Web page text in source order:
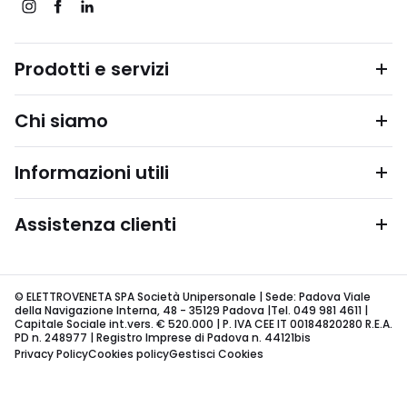
Prodotti e servizi
Chi siamo
Informazioni utili
Assistenza clienti
© ELETTROVENETA SPA Società Unipersonale | Sede: Padova Viale
della Navigazione Interna, 48 - 35129 Padova |Tel. 049 981 4611 |
Capitale Sociale int.vers. € 520.000 | P. IVA CEE IT 00184820280 R.E.A.
PD n. 248977 | Registro Imprese di Padova n. 44121bis
Privacy PolicyCookies policyGestisci Cookies